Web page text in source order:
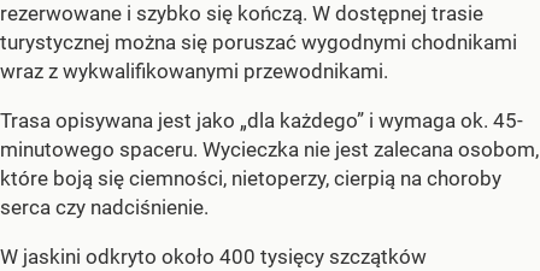
rezerwowane i szybko się kończą. W dostępnej trasie
turystycznej można się poruszać wygodnymi chodnikami
wraz z wykwalifikowanymi przewodnikami.
Trasa opisywana jest jako „dla każdego” i wymaga ok. 45-
minutowego spaceru. Wycieczka nie jest zalecana osobom,
które boją się ciemności, nietoperzy, cierpią na choroby
serca czy nadciśnienie.
W jaskini odkryto około 400 tysięcy szczątków